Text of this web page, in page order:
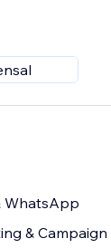
WhatsApp
& Campaign